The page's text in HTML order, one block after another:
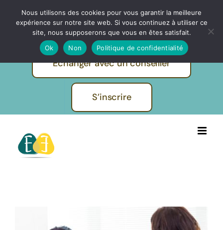
IBF | EVOLUTION FORMATIONS -
Pratiques et métiers de l'humain
Echanger avec un conseiller
S’inscrire
Nous utilisons des cookies pour vous garantir la meilleure
expérience sur notre site web. Si vous continuez à utiliser ce
site, nous supposerons que vous en êtes satisfait.
Ok
Non Politique de confidentialité